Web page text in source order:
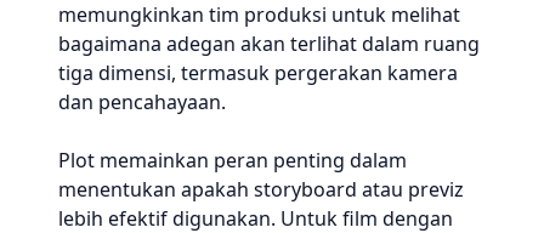
memungkinkan tim produksi untuk melihat
bagaimana adegan akan terlihat dalam ruang
tiga dimensi, termasuk pergerakan kamera
dan pencahayaan.
Plot memainkan peran penting dalam
menentukan apakah storyboard atau previz
lebih efektif digunakan. Untuk film dengan